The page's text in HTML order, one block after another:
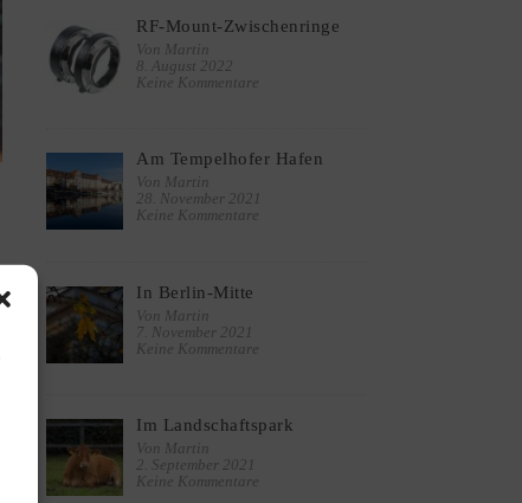
RF-Mount-Zwischenringe
Von Martin
8. August 2022
Keine Kommentare
Am Tempelhofer Hafen
Von Martin
28. November 2021
Keine Kommentare
In Berlin-Mitte
Von Martin
7. November 2021
Keine Kommentare
Im Landschaftspark
Von Martin
2. September 2021
Keine Kommentare